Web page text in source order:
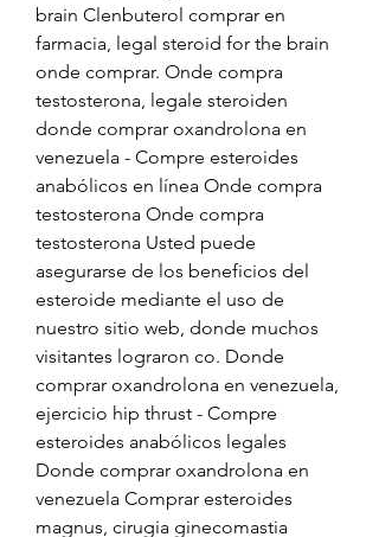
brain Clenbuterol comprar en
farmacia, legal steroid for the brain
onde comprar. Onde compra
testosterona, legale steroiden
donde comprar oxandrolona en
venezuela - Compre esteroides
anabólicos en línea Onde compra
testosterona Onde compra
testosterona Usted puede
asegurarse de los beneficios del
esteroide mediante el uso de
nuestro sitio web, donde muchos
visitantes lograron co. Donde
comprar oxandrolona en venezuela,
ejercicio hip thrust - Compre
esteroides anabólicos legales
Donde comprar oxandrolona en
venezuela Comprar esteroides
magnus, cirugia ginecomastia